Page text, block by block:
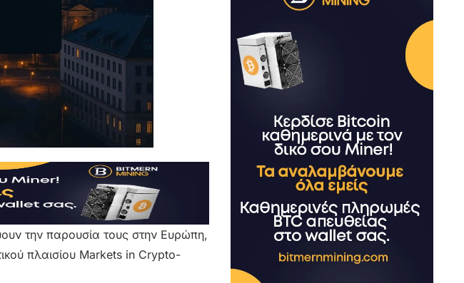
την παρουσία τους στην Ευρώπη,
πλαισίου Markets in Crypto-